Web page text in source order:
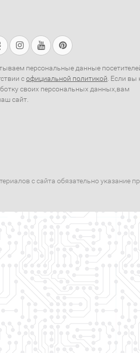
персональные данные
софициальной политикой . Если вы
своих персональных данных,вам
сайт.
с сайта обязательно указание